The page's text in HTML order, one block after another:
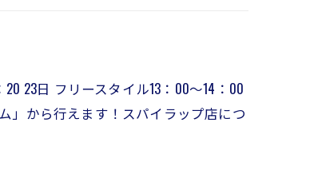
23日 フリースタイル13：00～14：00
」から行えます！スパイラップ店につ